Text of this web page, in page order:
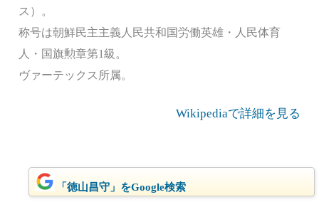
ス）。
称号は朝鮮民主主義人民共和国労働英雄・人民体育
人・国旗勲章第1級。
ヴァーテックス所属。
Wikipediaで詳細を見る
「徳山昌守」をGoogle検索